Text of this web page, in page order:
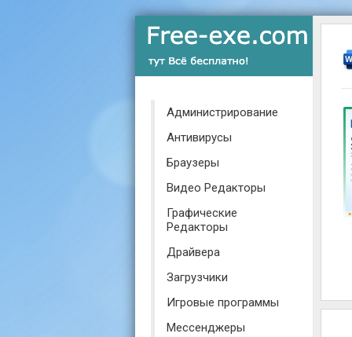
Администрирование
Антивирусы
Браузеры
Видео Редакторы
Графические
Редакторы
Драйвера
Загрузчики
Игровые программы
Мессенджеры